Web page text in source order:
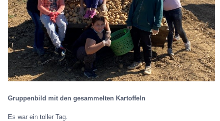
Gruppenbild mit den gesammelten Kartoffeln
Es war ein toller Tag.